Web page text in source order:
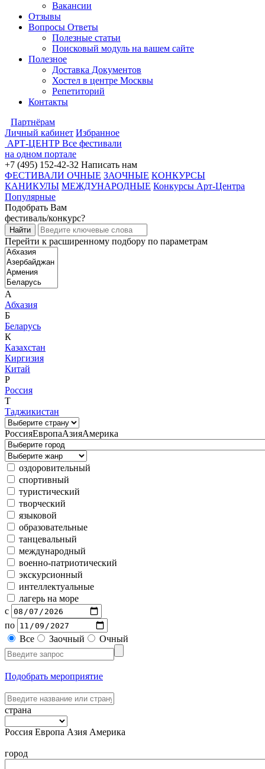
Вакансии
Отзывы
Вопросы Ответы
Полезные статьи
Поисковый модуль на вашем сайте
Полезное
Доставка Документов
Хостел в центре Москвы
Репетиторий
Контакты
Партнёрам
Личный кабинет Избранное
АРТ-ЦЕНТР Все фестивали
на одном портале
+7 (495) 152-42-32 Написать нам
ФЕСТИВАЛИ ОЧНЫЕ ЗАОЧНЫЕ КОНКУРСЫ
КАНИКУЛЫ МЕЖДУНАРОДНЫЕ Конкурсы Арт-Центра
Популярные
Подобрать Вам
фестиваль/конкурс?
Перейти к расширенному подбору по параметрам
А
Абхазия
Б
Беларусь
К
Казахстан
Киргизия
Китай
Р
Россия
Т
Таджикистан
РоссияЕвропаАзияАмерика
оздоровительный
спортивный
туристический
творческий
языковой
образовательные
танцевальный
международный
военно-патриотический
экскурсионный
интеллектуальные
лагерь на море
с
по
Все
Заочный Очный
Подобрать мероприятие
страна
Россия Европа Азия Америка
город